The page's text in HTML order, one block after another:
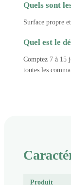
Quels sont
Surface propre
Quel est le
Comptez 7 à 15
toutes les
Produit